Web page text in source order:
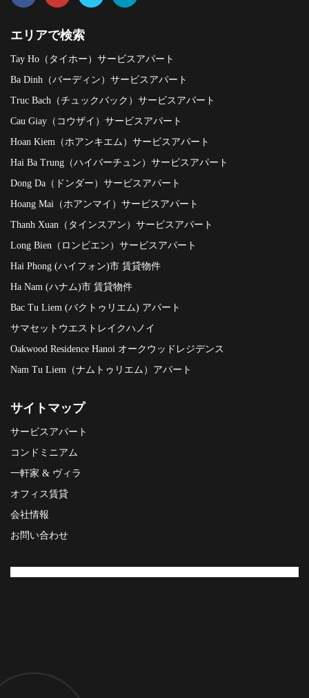
エリアで検索
Tay Ho（タイホー）サービスアパート
Ba Dinh（バーディン）サービスアパート
Truc Bach（チュックバック）サービスアパート
Cau Giay（コウザイ）サービスアパート
Hoan Kiem（ホアンキエム）サービスアパート
Hai Ba Trung（ハイバーチュン）サービスアパート
Dong Da（ドンダー）サービスアパート
Hoang Mai（ホアンマイ）サービスアパート
Thanh Xuan（タインスアン）サービスアパート
Long Bien（ロンビエン）サービスアパート
Hai Phong (ハイフォン)市 賃貸物件
Ha Nam (ハナム)市 賃貸物件
Bac Tu Liem (バクトゥリエム) アパート
サマセットウエストレイクハノイ
Oakwood Residence Hanoi オークウッドレジデンス
Nam Tu Liem（ナムトゥリエム）アパート
サイトマップ
サービスアパート
コンドミニアム
一軒家 & ヴィラ
オフィス賃貸
会社情報
お問い合わせ